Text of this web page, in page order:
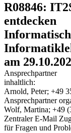
R08846:
entdecken
am
Ansprechpartner
inhaltlich:
Arnold, Peter; +49
Ansprechpartner
Wolf, Martina; +49
Zentraler E-Mail
für Fragen und